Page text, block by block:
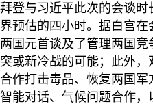
拜登与习近平此次的会谈
界预估的四小时。据白宫在
两国元首谈及了管理两国
突或新冷战的可能；此外
合作打击毒品、恢复两国
智能对话、气候问题合作